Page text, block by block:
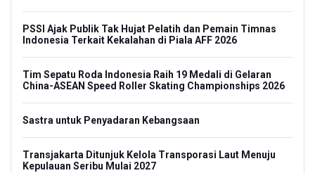
PSSI Ajak Publik Tak Hujat Pelatih dan Pemain Timnas
Indonesia Terkait Kekalahan di Piala AFF 2026
Tim Sepatu Roda Indonesia Raih 19 Medali di Gelaran
China-ASEAN Speed Roller Skating Championships 2026
Sastra untuk Penyadaran Kebangsaan
Transjakarta Ditunjuk Kelola Transporasi Laut Menuju
Kepulauan Seribu Mulai 2027